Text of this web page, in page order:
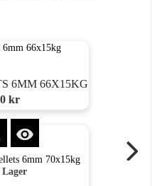
6MM 66X15KG
kr
